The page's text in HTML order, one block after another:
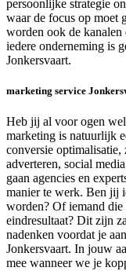
persoonlijke strategie
waar de focus op moet
worden ook de
iedere onderneming is
Jonkersvaart.
marketing service
Heb jij al voor ogen
marketing is natuurlijk
conversie
adverteren, social
gaan agencies en
manier te werk. Ben jij
worden? Of iemand
eindresultaat? Dit zijn
nadenken voordat je
Jonkersvaart. In jouw
mee wanneer we je